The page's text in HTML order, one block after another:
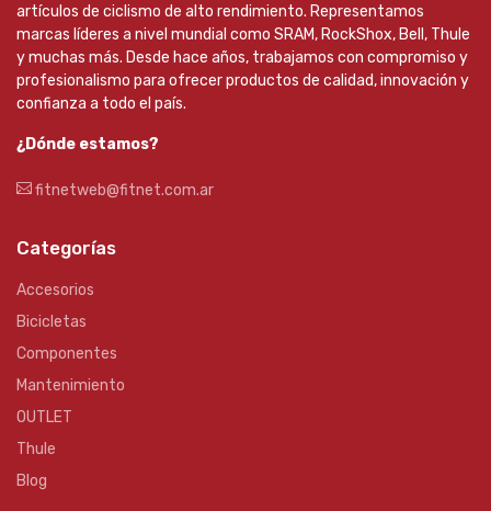
artículos de ciclismo de alto rendimiento. Representamos
marcas líderes a nivel mundial como SRAM, RockShox, Bell, Thule
y muchas más. Desde hace años, trabajamos con compromiso y
profesionalismo para ofrecer productos de calidad, innovación y
confianza a todo el país.
¿Dónde estamos?
fitnetweb@fitnet.com.ar
Categorías
Accesorios
Bicicletas
Componentes
Mantenimiento
OUTLET
Thule
Blog